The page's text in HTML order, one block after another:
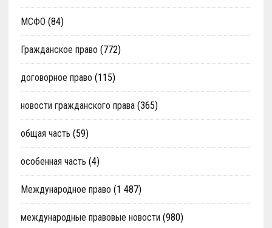
МСФО (84)
Гражданское право (772)
договорное право (115)
новости гражданского права(365)
общая часть (59)
особенная часть (4)
Международное право (1 487)
международные правовые новости (980)